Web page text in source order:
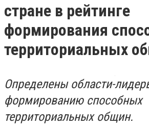
стране в рейтинге
формирования
территориальных
Определены области-
формированию способных
территориальных общин.